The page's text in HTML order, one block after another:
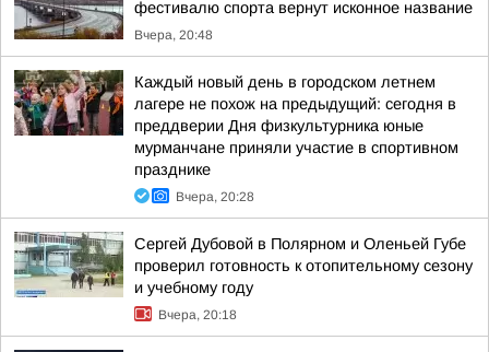
фестивалю спорта вернут исконное название
Вчера, 20:48
Каждый новый день в городском летнем
лагере не похож на предыдущий: сегодня в
преддверии Дня физкультурника юные
мурманчане приняли участие в спортивном
празднике
Вчера, 20:28
Сергей Дубовой в Полярном и Оленьей Губе
проверил готовность к отопительному сезону
и учебному году
Вчера, 20:18